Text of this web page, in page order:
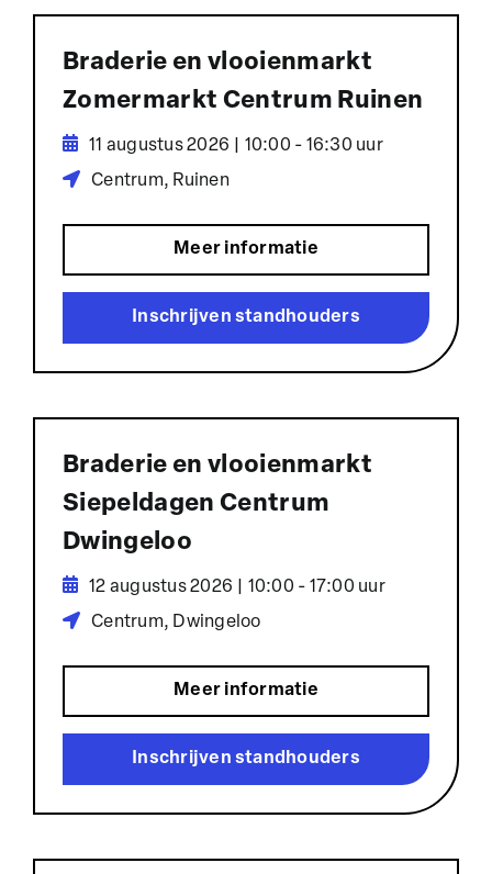
Braderie en vlooienmarkt
Zomermarkt Centrum Ruinen
11 augustus 2026 | 10:00 - 16:30 uur
Centrum, Ruinen
Meer informatie
Inschrijven standhouders
Braderie en vlooienmarkt
Siepeldagen Centrum
Dwingeloo
12 augustus 2026 | 10:00 - 17:00 uur
Centrum, Dwingeloo
Meer informatie
Inschrijven standhouders